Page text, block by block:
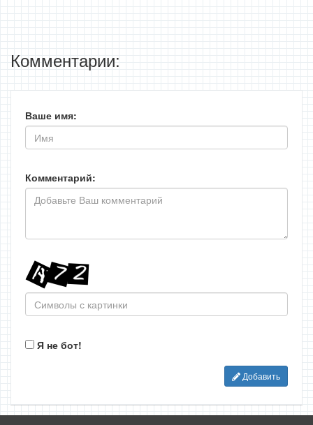
Комментарии:
Ваше имя:
Комментарий:
Я не бот!
Добавить